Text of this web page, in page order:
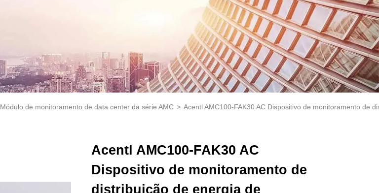
Módulo de monitoramento de data center da série AMC > Acentl AMC100-FAK30 AC Dispositivo de monitoramento de
Acentl AMC100-FAK30 AC
Dispositivo de monitoramento de
distribuição de energia de